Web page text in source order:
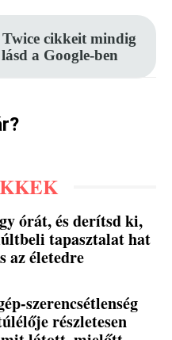
cikkeit mindig
a Google-ben
órát, és derítsd ki,
tapasztalat hat
az életedre
szerencsétlenség
részletesen